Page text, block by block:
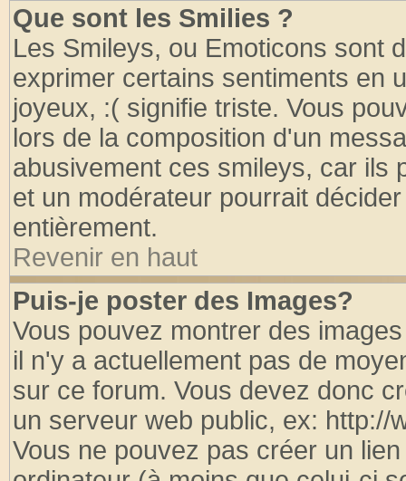
Que sont les Smilies ?
Les Smileys, ou Emoticons sont
exprimer certains sentiments en
joyeux, :( signifie triste. Vous
lors de la composition d'un
abusivement ces smileys, car ils
et un modérateur pourrait
entièrement.
Revenir en haut
Puis-je poster des Images?
Vous pouvez montrer des
il n'y a actuellement pas de
sur ce forum. Vous devez donc
un serveur web public, ex: http://
Vous ne pouvez pas créer un